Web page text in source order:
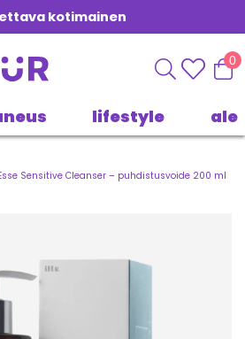
kotimainen
0
lifestyle ale
Sensitive Cleanser – puhdistusvoide 200 ml